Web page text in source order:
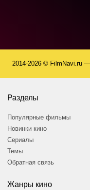
2014-2026 © FilmNavi.ru
Разделы
Популярные фильмы
Новинки кино
Сериалы
Темы
Обратная связь
Жанры кино